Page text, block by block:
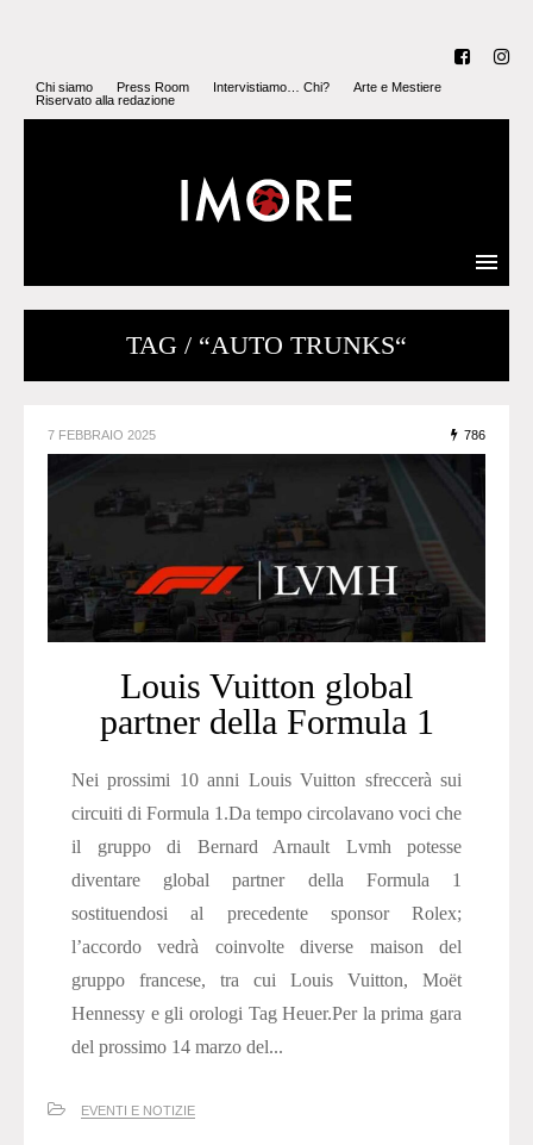
Chi siamo Press Room Intervistiamo… Chi?
Arte e Mestiere
Riservato alla redazione
TAG / “AUTO TRUNKS“
7 FEBBRAIO 2025 786
Louis Vuitton global
partner della Formula 1
Nei prossimi 10 anni Louis Vuitton sfreccerà sui
circuiti di Formula 1.Da tempo circolavano voci che
il gruppo di Bernard Arnault Lvmh potesse
diventare global partner della Formula 1
sostituendosi al precedente sponsor Rolex;
l’accordo vedrà coinvolte diverse maison del
gruppo francese, tra cui Louis Vuitton, Moët
Hennessy e gli orologi Tag Heuer.Per la prima gara
del prossimo 14 marzo del...
EVENTI E NOTIZIE